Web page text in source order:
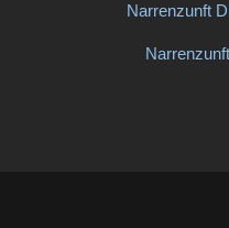
Narrenzunft